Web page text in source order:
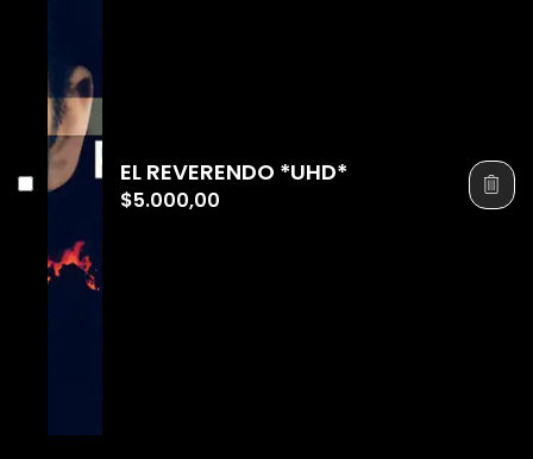
EL REVERENDO *UHD*
$5.000,00